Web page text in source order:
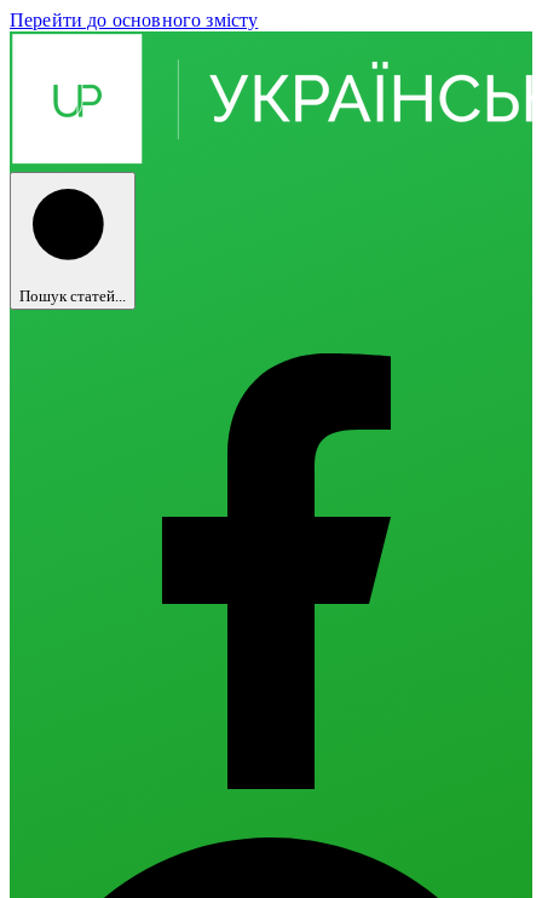
Перейти до основного змісту
Пошук статей...